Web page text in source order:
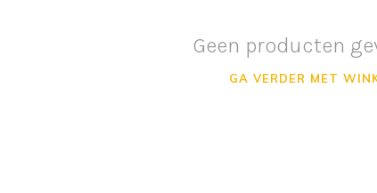
Geen producten
GA VERDER MET